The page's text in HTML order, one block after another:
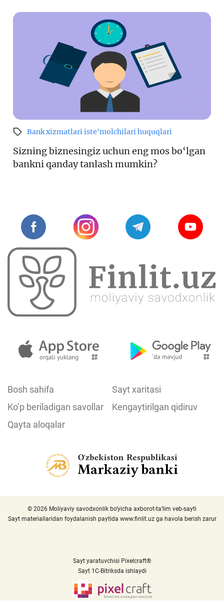
Bank xizmatlari iste'molchilari huquqlari
Sizning biznesingiz uchun eng mos bo‘lgan
bankni qanday tanlash mumkin?
Bosh sahifa
Sayt xaritasi
Ko‘p beriladigan savollar
Kengaytirilgan qidiruv
Qayta aloqalar
© 2026 Moliyaviy savodxonlik bo‘yicha axborot-ta’lim veb-sayti
Sayt materiallaridan foydalanish paytida www.finlit.uzga havola berish zarur
Sayt yaratuvchisi Pixelcraft®
Sayt 1C-Bitriksda ishlaydi